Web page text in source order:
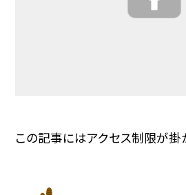
この記事にはアクセス制限が掛